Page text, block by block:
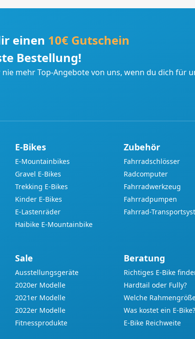
einen 10€ Gutschein
Bestellung!
mehr Top-Angebote von uns, wenn du dich für
E-Bikes
E-Mountainbikes
Gravel E-Bikes
Trekking E-Bikes
Kinder E-Bikes
E-Lastenräder
Haibike E-Mountainbike
Zubehör
Fahrradschlösser
Radcomputer
Fahrradwerkzeug
Fahrradpumpen
Fahrrad-
Sale
Ausstellungsgeräte
2020er Modelle
2021er Modelle
2022er Modelle
Fitnessprodukte
Beratung
Richtiges E-Bike
Hardtail oder Fully?
Welche
Was kostet ein E-Bike?
E-Bike Reichweite